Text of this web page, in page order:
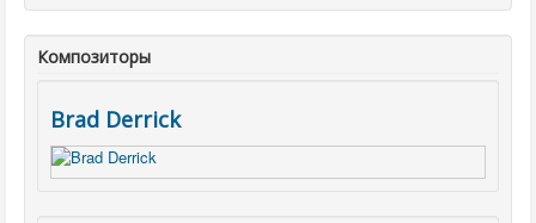
Композиторы
Brad Derrick